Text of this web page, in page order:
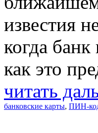
известия
когда
как это
читать
банковские карты, ПИН-